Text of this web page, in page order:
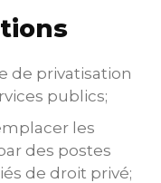
de privatisation
publics;
les
des postes
de droit privé;